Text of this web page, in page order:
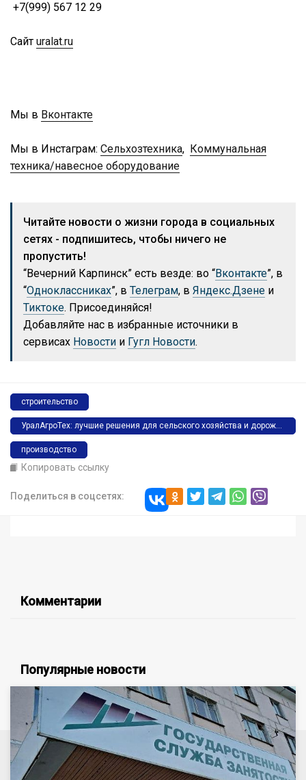
+7(999) 567 12 29
Сайт uralat.ru
Мы в Вконтакте
Мы в Инстаграм: Сельхозтехника, Коммунальная
техника/навесное оборудование
Читайте новости о жизни города в социальных
сетях - подпишитесь, чтобы ничего не
пропустить!
“Вечерний Карпинск” есть везде: во “Вконтакте”, в
“Одноклассниках”, в Телеграм, в Яндекс.Дзене и
Тиктоке. Присоединяйся!
Добавляйте нас в избранные источники в
сервисах Новости и Гугл Новости.
строительство
УралАгроТех: лучшие решения для сельского хозяйства и дорожно-коммунальной отрасли. Поставка и последующее обслуживание. Краснотурьинск, ул. Чапаева, 47, оф. 310, тел.: 8-999-567-12-29
производство
Копировать ссылку
Поделиться в соцсетях:
Комментарии
Популярные новости